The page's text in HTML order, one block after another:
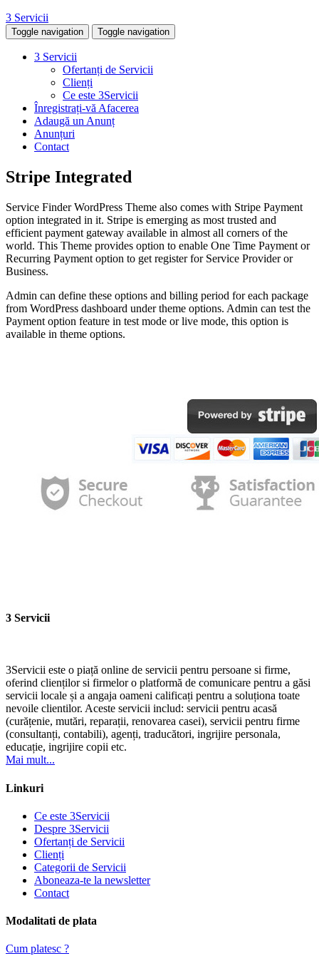
3 Servicii
Toggle navigation Toggle navigation
3 Servicii
Ofertanți de Servicii
Clienți
Ce este 3Servicii
Înregistrați-vă Afacerea
Adaugă un Anunț
Anunțuri
Contact
Stripe Integrated
Service Finder WordPress Theme also comes with Stripe Payment
option integrated in it. Stripe is emerging as most trusted and
efficient payment gateway available in almost all corners of the
world. This Theme provides option to enable One Time Payment or
Recurring Payment option to get register for Service Provider or
Business.
Admin can define these options and billing period for each package
from WordPress dashboard under theme options. Admin can test the
Payment option feature in test mode or live mode, this option is
available in theme options.
3 Servicii
3Servicii este o piață online de servicii pentru persoane si firme,
oferind clienților si firmelor o platformă de comunicare pentru a găsi
servicii locale și a angaja oameni calificați pentru a soluționa toate
nevoile clientilor. Aceste servicii includ: servicii pentru acasă
(curățenie, mutări, reparații, renovarea casei), servicii pentru firme
(consultanți, contabili), agenți, traducători, ingrijire personala,
educație, ingrijire copii etc.
Mai mult...
Linkuri
Ce este 3Servicii
Despre 3Servicii
Ofertanți de Servicii
Clienți
Categorii de Servicii
Aboneaza-te la newsletter
Contact
Modalitati de plata
Cum platesc ?